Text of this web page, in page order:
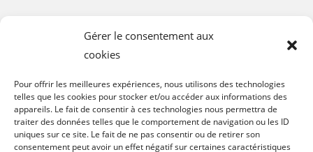
Gérer le consentement aux
cookies
Pour offrir les meilleures expériences, nous utilisons des technologies
telles que les cookies pour stocker et/ou accéder aux informations des
appareils. Le fait de consentir à ces technologies nous permettra de
traiter des données telles que le comportement de navigation ou les ID
uniques sur ce site. Le fait de ne pas consentir ou de retirer son
consentement peut avoir un effet négatif sur certaines caractéristiques